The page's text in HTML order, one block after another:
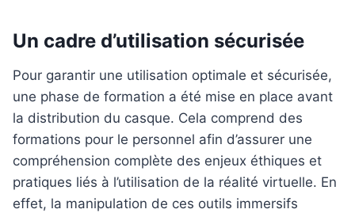
Un cadre d’utilisation sécurisée
Pour garantir une utilisation optimale et sécurisée,
une phase de formation a été mise en place avant
la distribution du casque. Cela comprend des
formations pour le personnel afin d’assurer une
compréhension complète des enjeux éthiques et
pratiques liés à l’utilisation de la réalité virtuelle. En
effet, la manipulation de ces outils immersifs